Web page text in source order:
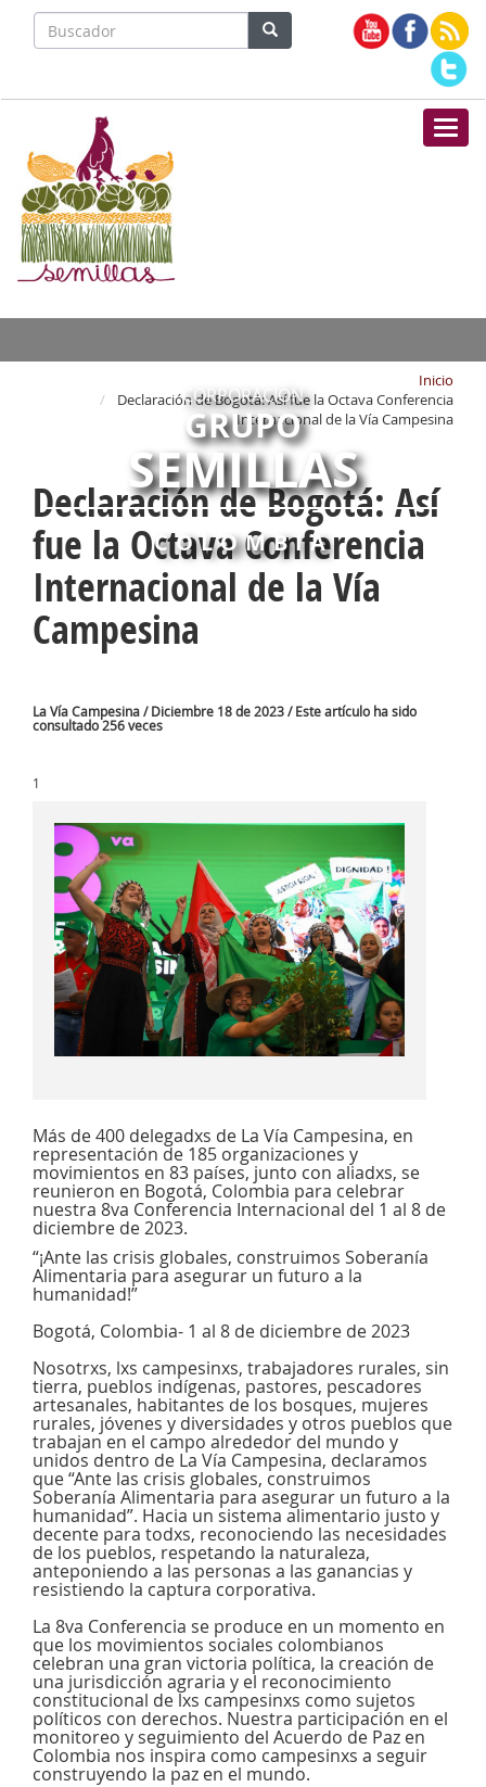
CORPORACIÓN
GRUPO
SEMILLAS
COLOMBIA
Inicio
Declaración de Bogotá: Así fue la Octava Conferencia
Internacional de la Vía Campesina
Declaración de Bogotá: Así
fue la Octava Conferencia
Internacional de la Vía
Campesina
La Vía Campesina / Diciembre 18 de 2023 / Este artículo ha sido
consultado 256 veces
1
Más de 400 delegadxs de La Vía Campesina, en
representación de 185 organizaciones y
movimientos en 83 países, junto con aliadxs, se
reunieron en Bogotá, Colombia para celebrar
nuestra 8va Conferencia Internacional del 1 al 8 de
diciembre de 2023.
“¡Ante las crisis globales, construimos Soberanía
Alimentaria para asegurar un futuro a la
humanidad!”
Bogotá, Colombia- 1 al 8 de diciembre de 2023
Nosotrxs, lxs campesinxs, trabajadores rurales, sin
tierra, pueblos indígenas, pastores, pescadores
artesanales, habitantes de los bosques, mujeres
rurales, jóvenes y diversidades y otros pueblos que
trabajan en el campo alrededor del mundo y
unidos dentro de La Vía Campesina, declaramos
que “Ante las crisis globales, construimos
Soberanía Alimentaria para asegurar un futuro a la
humanidad”. Hacia un sistema alimentario justo y
decente para todxs, reconociendo las necesidades
de los pueblos, respetando la naturaleza,
anteponiendo a las personas a las ganancias y
resistiendo la captura corporativa.
La 8va Conferencia se produce en un momento en
que los movimientos sociales colombianos
celebran una gran victoria política, la creación de
una jurisdicción agraria y el reconocimiento
constitucional de lxs campesinxs como sujetos
políticos con derechos. Nuestra participación en el
monitoreo y seguimiento del Acuerdo de Paz en
Colombia nos inspira como campesinxs a seguir
construyendo la paz en el mundo.